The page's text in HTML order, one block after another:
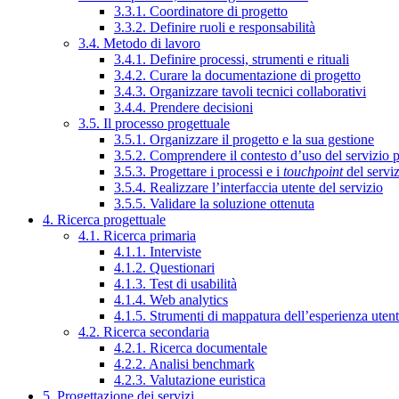
3.3.1. Coordinatore di progetto
3.3.2. Definire ruoli e responsabilità
3.4. Metodo di lavoro
3.4.1. Definire processi, strumenti e rituali
3.4.2. Curare la documentazione di progetto
3.4.3. Organizzare tavoli tecnici collaborativi
3.4.4. Prendere decisioni
3.5. Il processo progettuale
3.5.1. Organizzare il progetto e la sua gestione
3.5.2. Comprendere il contesto d’uso del servizio
3.5.3. Progettare i processi e i touchpointdel
3.5.4. Realizzare l’interfaccia utente del servizio
3.5.5. Validare la soluzione ottenuta
4. Ricerca progettuale
4.1. Ricerca primaria
4.1.1. Interviste
4.1.2. Questionari
4.1.3. Test di usabilità
4.1.4. Web analytics
4.1.5. Strumenti di mappatura dell’esperienza
4.2. Ricerca secondaria
4.2.1. Ricerca documentale
4.2.2. Analisi benchmark
4.2.3. Valutazione euristica
5. Progettazione dei servizi